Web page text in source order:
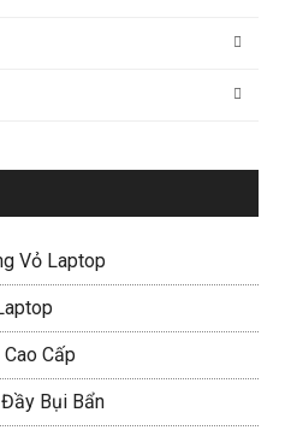
Vỏ Laptop
Cấp
Đầy Bụi Bẩn